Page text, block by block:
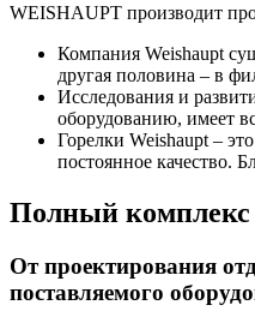
WEISHAUPT производит
Компания Weishaupt
другая половина – в
Исследования и
оборудованию, имеет
Горелки Weishaupt –
постоянное качество.
Полный комплекс
От проектирования
поставляемого